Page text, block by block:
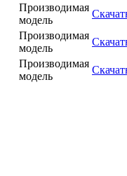
Производимая
модель
Производимая
модель
Производимая
модель